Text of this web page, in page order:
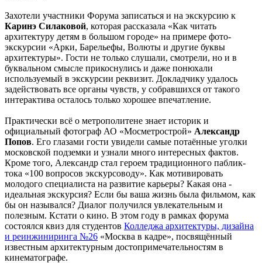
Захотели участники Форума записаться и на экскурсию к
Каринэ Силаковой, которая рассказала «Как читать
архитектуру детям в большом городе» на примере фото-
экскурсии «Арки, Барельефы, Волюты и другие буквы
архитектуры». Гости не только слушали, смотрели, но и в
буквальном смысле прикоснулись и даже понюхали
используемый в экскурсии реквизит. Докладчику удалось
задействовать все органы чувств, у собравшихся от такого
интерактива осталось только хорошее впечатление.
Практически всё о метрополитене знает историк и
официальный фотограф АО «Мосметрострой» Александр
Попов. Его глазами гости увидели самые потаённые уголки
московской подземки и узнали много интересных фактов.
Кроме того, Александр стал героем традиционного паблик-
тока «100 вопросов экскурсоводу». Как мотивировать
молодого специалиста на развитие карьеры? Какая она -
идеальная экскурсия? Если бы ваша жизнь была фильмом, как
бы он назывался? Диалог получился увлекательным и
полезным. Кстати о кино. В этом году в рамках форума
состоялся квиз для студентов Колледжа архитектуры, дизайна
и реинжиниринга №26 «Москва в кадре», посвящённый
известным архитектурным достопримечательностям в
кинематографе.